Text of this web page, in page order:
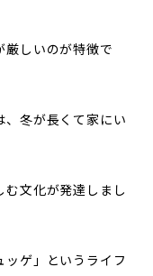
しいのが特徴で
、冬が長くて家にい
む文化が発達しまし
ゲ」というライフ